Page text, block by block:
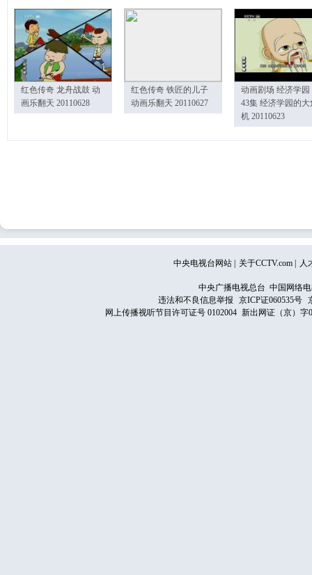
红色传奇 龙舟战鼓 动
画乐翻天 20110628
红色传奇 铁匠的儿子
动画乐翻天 20110627
动画剧场 经济学园
43集 经济学园的大
机 20110623
中央电视台网站 关于CCTV.com 人
中央广播电视总台 中国网络
违法和不良信息举报
京ICP证060535号
网上传播视听节目许可证号 0102004 新出网证（京）